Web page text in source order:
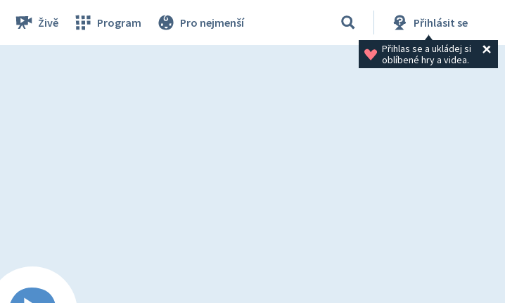
Živě Program Pro nejmenší Přihlásit se
Přihlas se a ukládej si
oblíbené hry a videa.